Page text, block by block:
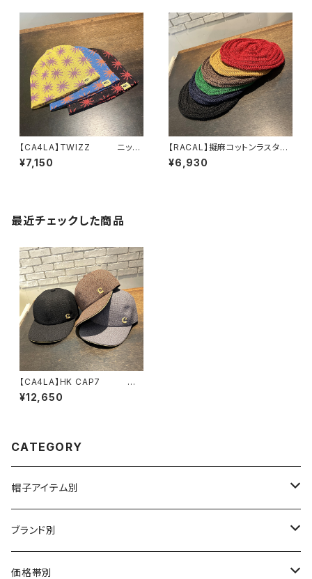
【CA4LA】TWIZZ ニッ
ト TKU00451
¥7,150
【RACAL】擬麻コットンラスタタ
ムベレー ベレー RL-
26-1424
¥6,930
最近チェックした商品
【CA4LA】HK CAP7 キャ
ップ KTZ02645
¥12,650
CATEGORY
帽子アイテム別
ハット
布帛（布・ニット・レザー等）
キャスケット
ブランド別
CA4LA / カシラ
価格帯別